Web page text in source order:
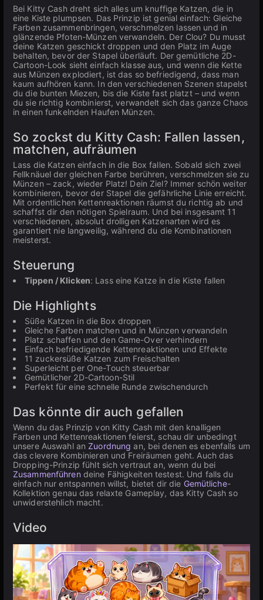
Bei Kitty Cash dreht sich alles um knuffige Katzen, die in
eine Kiste plumpsen. Das Prinzip ist genial einfach: Gleiche
Farben zusammenbringen, verschmelzen lassen und in
glänzende Pfoten-Münzen verwandeln. Der Clou? Du musst
deine Katzen geschickt droppen und den Platz im Auge
behalten, bevor der Stapel überläuft. Der gemütliche 2D-
Cartoon-Look sieht einfach klasse aus, und wenn die Kette
aus Münzen explodiert, ist das so befriedigend, dass man
kaum aufhören kann. In den verschiedenen Szenen stapelst
du die bunten Miezen, bis die Kiste fast platzt – und wenn
du sie richtig kombinierst, verwandelt sich das ganze Chaos
in einen funkelnden Haufen Münzen.
So zockst du Kitty Cash: Fallen lassen,
matchen, aufräumen
Lass die Katzen einfach in die Box fallen. Sobald sich zwei
Fellknäuel der gleichen Farbe berühren, verschmelzen sie zu
Münzen – zack, wieder Platz! Dein Ziel? Immer schön weiter
kombinieren, bevor der Stapel die gefährliche Linie erreicht.
Mit ordentlichen Kettenreaktionen räumst du richtig ab und
schaffst dir den nötigen Spielraum. Und bei insgesamt 11
verschiedenen, absolut drolligen Katzenarten wird es
garantiert nie langweilig, während du die Kombinationen
meisterst.
Steuerung
Tippen / Klicken: Lass eine Katze in die Kiste fallen
Die Highlights
Süße Katzen in die Box droppen
Gleiche Farben matchen und in Münzen verwandeln
Platz schaffen und den Game-Over verhindern
Einfach befriedigende Kettenreaktionen und Effekte
11 zuckersüße Katzen zum Freischalten
Superleicht per One-Touch steuerbar
Gemütlicher 2D-Cartoon-Stil
Perfekt für eine schnelle Runde zwischendurch
Das könnte dir auch gefallen
Wenn du das Prinzip von Kitty Cash mit den knalligen
Farben und Kettenreaktionen feierst, schau dir unbedingt
unsere Auswahl anZuordnung an, bei denen es ebenfalls um
das clevere Kombinieren und Freiräumen geht. Auch das
Dropping-Prinzip fühlt sich vertraut an, wenn du bei
Zusammenführen deine Fähigkeiten testest. Und falls du
einfach nur entspannen willst, bietet dir die Gemütliche-
Kollektion genau das relaxte Gameplay, das Kitty Cash so
unwiderstehlich macht.
Video